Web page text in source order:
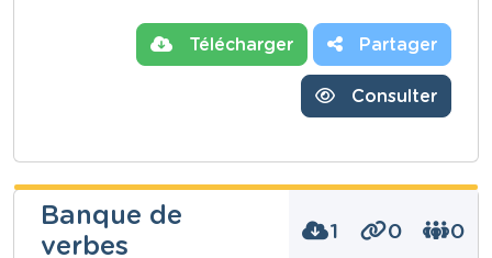
Télécharger Partager
Consulter
Banque de
verbes
1 0 0